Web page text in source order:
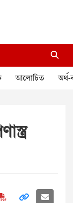
আলোচিত অর্থ-